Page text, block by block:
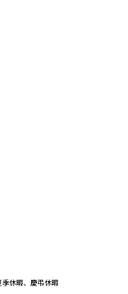
休暇、慶弔休暇